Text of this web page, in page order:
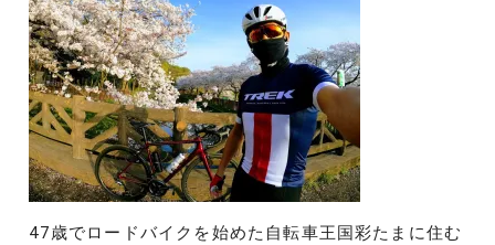
47歳でロードバイクを始めた自転車王国彩たまに住む